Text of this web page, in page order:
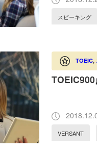
スピーキング
TOEIC,
VERSANT